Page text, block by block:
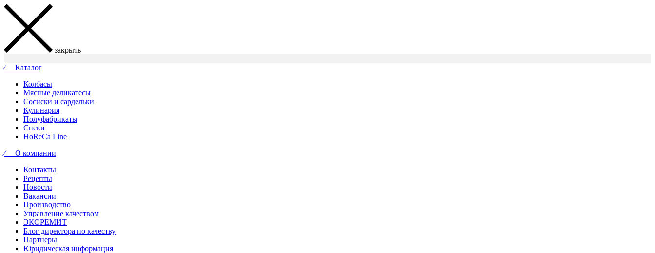
закрыть
⁄ Каталог
Колбасы
Мясные деликатесы
Сосиски и сардельки
Кулинария
Полуфабрикаты
Снеки
HoReCa Line
⁄ О компании
Контакты
Рецепты
Новости
Вакансии
Производство
Управление качеством
ЭКОРЕМИТ
Блог директора по качеству
Партнеры
Юридическая информация